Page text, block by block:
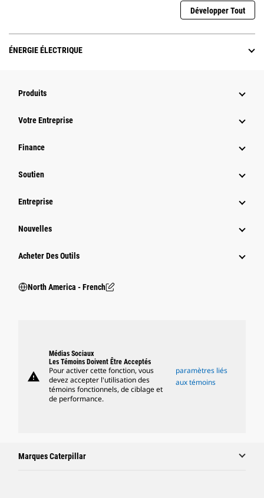
Développer Tout
ÉNERGIE ÉLECTRIQUE
Produits
Votre Entreprise
Finance
Soutien
Entreprise
Nouvelles
Acheter Des Outils
North America - French
warning
Médias Sociaux
Les Témoins Doivent Être Acceptés
Pour activer cette fonction, vous
devez accepter l'utilisation des
témoins fonctionnels, de ciblage et
de performance.
paramètres liés
aux témoins
Marques Caterpillar